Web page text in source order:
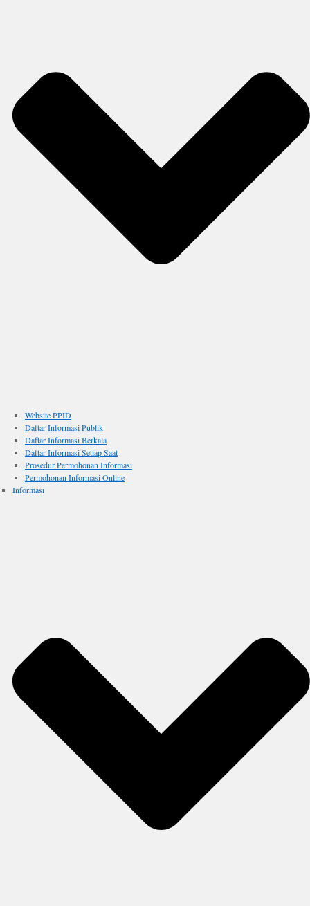
Website PPID
Daftar Informasi Publik
Daftar Informasi Berkala
Daftar Informasi Setiap Saat
Prosedur Permohonan Informasi
Permohonan Informasi Online
Informasi